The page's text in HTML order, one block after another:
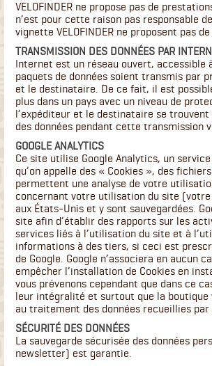
VELOFINDER ne propose pas de
n’est pour cette raison pas responsable
vignette VELOFINDER ne proposent pas
TRANSMISSION DES DONNÉES PAR
Internet est un réseau ouvert, accessible
paquets de données soient transmis par
et le destinataire. De ce fait, il est
plus dans un pays avec un niveau de
l’expéditeur et le destinataire se trouvent
des données pendant cette transmission
GOOGLE ANALYTICS
Ce site utilise Google Analytics, un
qu’on appelle des « Cookies », des
permettent une analyse de votre
concernant votre utilisation du site (votre
aux États-Unis et y sont sauvegardées.
site afin d’établir des rapports sur les
services liés à l’utilisation du site et à
informations à des tiers, si ceci est
de Google. Google n’associera en aucun
empêcher l’installation de Cookies en
vous prévenons cependant que dans ce
leur intégralité et surtout que la boutique
au traitement des données recueillies
SÉCURITÉ DES DONNÉES
La sauvegarde sécurisée des données
newsletter) est garantie.